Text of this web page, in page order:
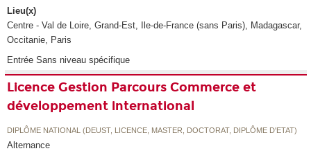
Lieu(x)
Centre - Val de Loire, Grand-Est, Ile-de-France (sans Paris), Madagascar,
Occitanie, Paris
Entrée Sans niveau spécifique
Licence Gestion Parcours Commerce et
développement international
DIPLÔME NATIONAL (DEUST, LICENCE, MASTER, DOCTORAT, DIPLÔME D'ETAT)
Alternance